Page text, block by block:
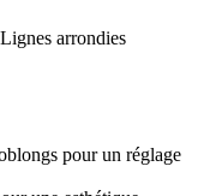
arrondies
pour un réglage